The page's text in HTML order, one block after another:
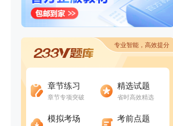
专业智能，高效提分
章节练习
章节专项突破
精选试题
省时高效精选
模拟考场 考前点题